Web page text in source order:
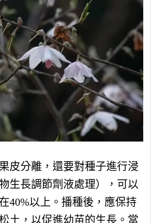
皮分離，還要對種子進行浸
生長調節劑液處理），可以
40%以上。播種後，應保持
土，以促進幼苗的生長。當